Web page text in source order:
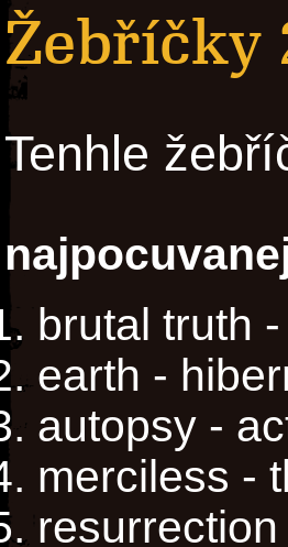
Žebříčky
Tenhle
brutal truth
earth -
autopsy -
merciless -